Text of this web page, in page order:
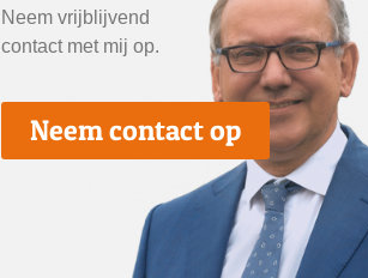
Neem vrijblijvend
contact met mij op.
Neem contact op